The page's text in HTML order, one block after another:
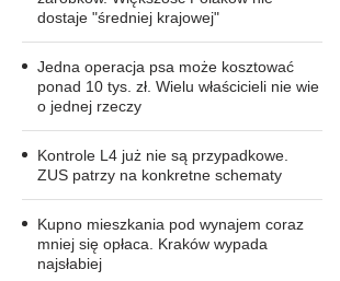
dostaje "średniej krajowej"
Jedna operacja psa może kosztować
ponad 10 tys. zł. Wielu właścicieli nie wie
o jednej rzeczy
Kontrole L4 już nie są przypadkowe.
ZUS patrzy na konkretne schematy
Kupno mieszkania pod wynajem coraz
mniej się opłaca. Kraków wypada
najsłabiej